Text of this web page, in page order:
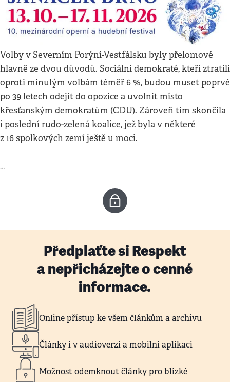
Volby v Severním Porýní-Vestfálsku byly přelomové
hlavně ze dvou důvodů. Sociální demokraté, kteří ztratili
oproti minulým volbám téměř 6 %, budou muset poprvé
po 39 letech odejít do opozice a uvolnit místo
křesťanským demokratům (CDU). Zároveň tím skončila
i poslední rudo-zelená koalice, jež byla v některé
z 16 spolkových zemí ještě u moci.
…
Předplaťte si Respekt
a nepřicházejte o cenné
informace.
Online přístup ke všem článkům a archivu
Články i v audioverzi a mobilní aplikaci
Možnost odemknout články pro blízké